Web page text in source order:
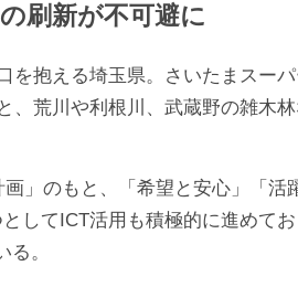
刷新が不可避に
抱える埼玉県。さいたまスー
、荒川や利根川、武蔵野の雑木
」のもと、「希望と安心」「活
してICT活用も積極的に進めて
。